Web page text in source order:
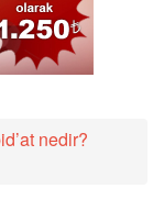
nedir?